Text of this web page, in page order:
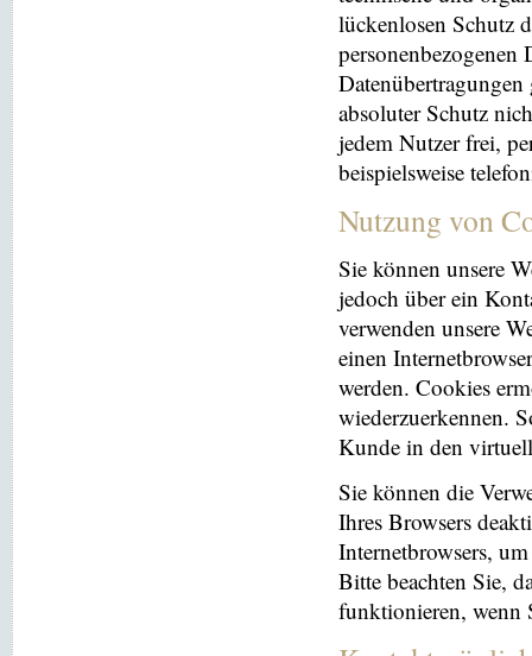
lückenlosen Schutz
personenbezogenen
absoluter Schutz
jedem Nutzer frei,
beispielsweise
Nutzung von
Sie können unsere
jedoch über ein
verwenden unsere
einen
werden. Cookies
wiederzuerkennen.
Kunde in den
Sie können die
Ihres Browsers
Internetbrowsers,
Bitte beachten Sie,
funktionieren, wenn